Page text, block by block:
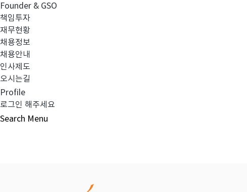
Founder & GSO
책임투자
재무현황
채용정보
채용안내
인사제도
오시는길
Profile
로그인 해주세요
Search Menu
다음글
목록보기